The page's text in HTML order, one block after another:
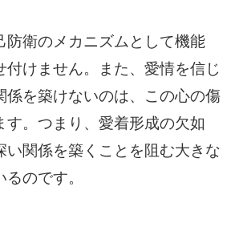
防衛のメカニズムとして機能
付けません。また、愛情を信じ
係を築けないのは、この心の傷
す。つまり、愛着形成の欠如
い関係を築くことを阻む大きな
のです。